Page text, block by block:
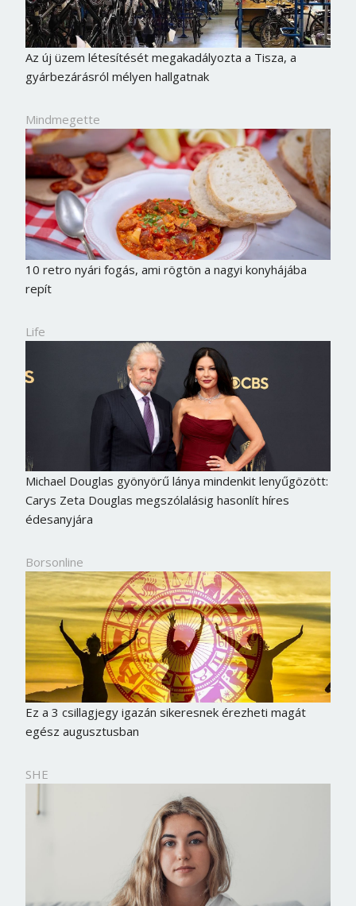
Az új üzem létesítését megakadályozta a Tisza, a
gyárbezárásról mélyen hallgatnak
Mindmegette
10 retro nyári fogás, ami rögtön a nagyi konyhájába
repít
Life
Michael Douglas gyönyörű lánya mindenkit lenyűgözött:
Carys Zeta Douglas megszólalásig hasonlít híres
édesanyjára
Borsonline
Ez a 3 csillagjegy igazán sikeresnek érezheti magát
egész augusztusban
SHE